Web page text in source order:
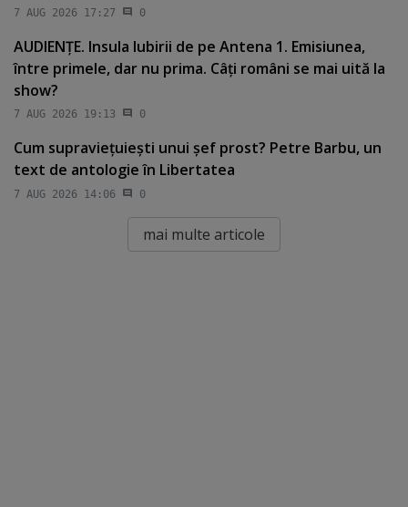
7 AUG 2026 17:27 0
AUDIENŢE. Insula Iubirii de pe Antena 1. Emisiunea,
între primele, dar nu prima. Câţi români se mai uită la
show?
7 AUG 2026 19:13 0
Cum supravieţuieşti unui şef prost? Petre Barbu, un
text de antologie în Libertatea
7 AUG 2026 14:06 0
mai multe articole